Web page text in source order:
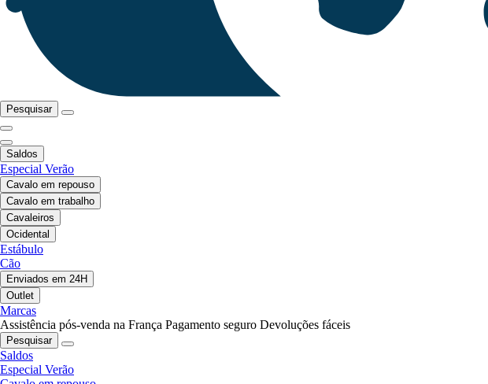
Pesquisar
Saldos
Especial Verão
Cavalo em repouso
Cavalo em trabalho
Cavaleiros
Ocidental
Estábulo
Cão
Enviados em 24H
Outlet
Marcas
Assistência pós-venda na França Pagamento seguro Devoluções fáceis
Pesquisar
Saldos
Especial Verão